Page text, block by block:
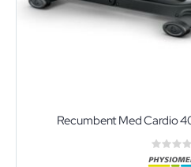
Recumbent Med Cardio
0%